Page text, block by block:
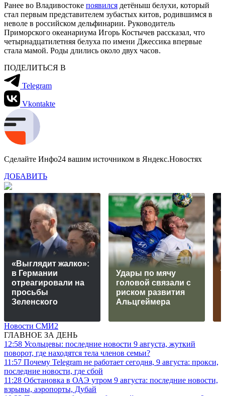
Ранее во Владивостоке появился детёныш белухи, который
стал первым представителем зубастых китов, родившимся в
неволе в российском дельфинарии. Руководитель
Приморского океанариума Игорь Костычев рассказал, что
четырнадцатилетняя белуха по имени Джессика впервые
стала мамой. Роды длились около двух часов.
ПОДЕЛИТЬСЯ В
Telegram
Vkontakte
Сделайте Инфо24 вашим источником в Яндекс.Новостях
ДОБАВИТЬ
«Выглядит жалко»:
в Германии
отреагировали на
просьбы
Зеленского
Удары по мячу
головой связали с
риском развития
Альцгеймера
Новости СМИ2
ГЛАВНОЕ ЗА ДЕНЬ
12:58 Усольцевы: последние новости 9 августа, жуткий
поворот, где находятся тела членов семьи?
11:57 Почему Telegram не работает сегодня, 9 августа: прокси,
последние новости, где сбой
11:28 Обстановка в ОАЭ утром 9 августа: последние новости,
взрывы, аэропорты, Дубай